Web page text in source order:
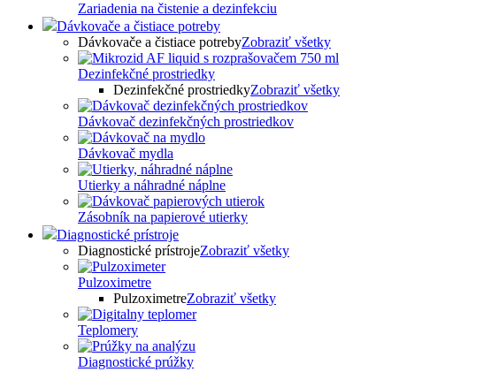
Zariadenia na čistenie a dezinfekciu
Dávkovače a čistiace potreby
Dávkovače a čistiace potrebyZobraziť všetky
Dezinfekčné prostriedky
Dezinfekčné prostriedkyZobraziť všetky
Dávkovač dezinfekčných prostriedkov
Dávkovač mydla
Utierky a náhradné náplne
Zásobník na papierové utierky
Diagnostické prístroje
Diagnostické prístrojeZobraziť všetky
Pulzoximetre
PulzoximetreZobraziť všetky
Teplomery
Diagnostické prúžky